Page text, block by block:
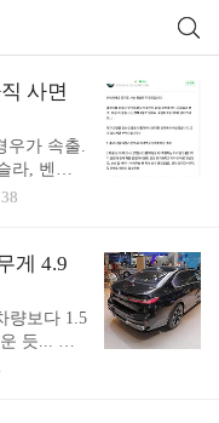
사면
우가 속출.
라, 벤츠
생산 중이
고, PDI
, 이거 좀
구... 실컷 i
울지 말
게 4.9
량보다 1.5
듯... 총
12월부터